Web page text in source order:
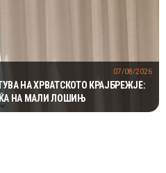
НА ХРВАТСКОТО КРАЈБРЕЖЈЕ:
НА МАЛИ ЛОШИЊ
07/08/2026